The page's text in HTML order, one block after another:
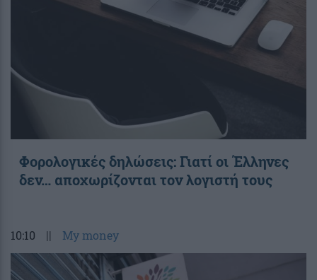
Φορολογικές δηλώσεις: Γιατί οι Έλληνες
δεν… αποχωρίζονται τον λογιστή τους
10:10 || My money